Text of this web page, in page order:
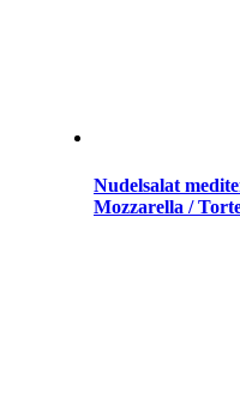
Nudelsalat
Mozzarella /